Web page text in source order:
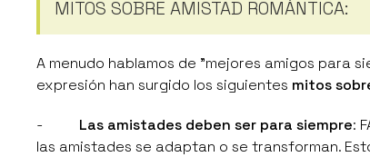
MITOS SOBRE AMISTAD ROMÁNTICA:
A menudo hablamos de "mejores amigos para
expresión han surgido los siguientes mitos
- Las amistades deben ser para siempre:
las amistades se adaptan o se transforman.